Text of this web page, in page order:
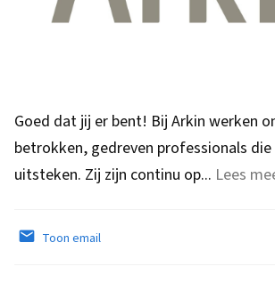
Goed dat jij er bent! Bij Arkin werken
betrokken, gedreven professionals die
uitsteken. Zij zijn continu op... Lees
Toon email